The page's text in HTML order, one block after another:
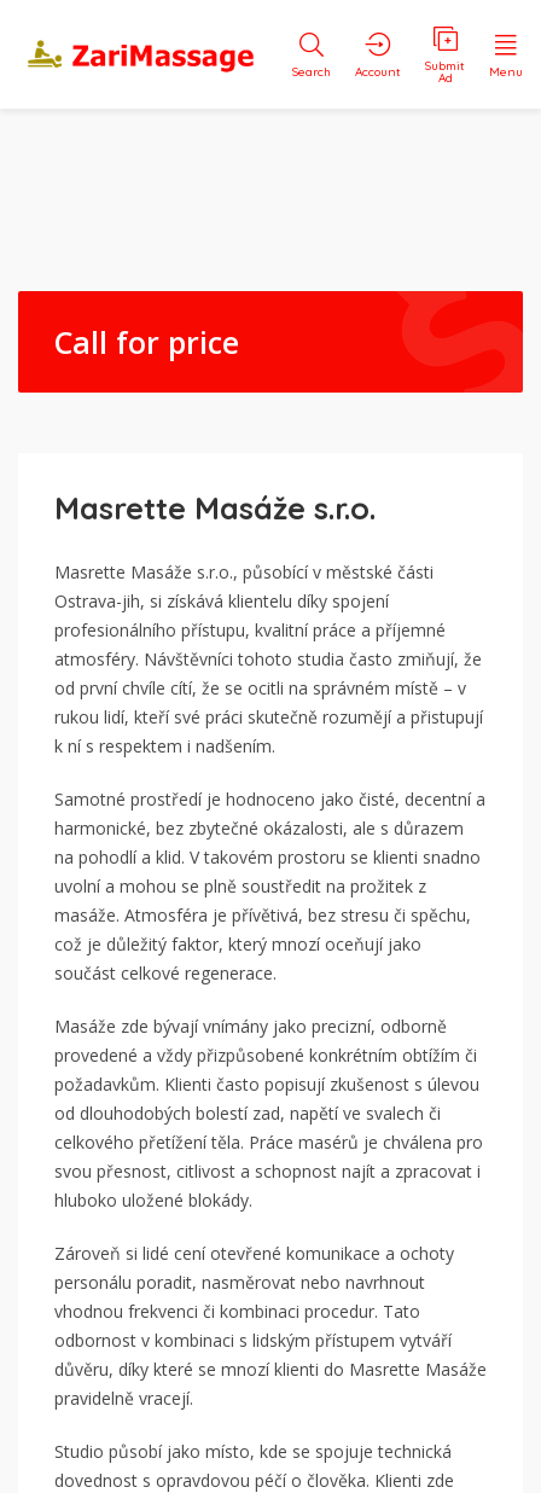
Search Account Submit
Ad Menu
Call for price
Masrette Masáže s.r.o.
Masrette Masáže s.r.o., působící v městské části
Ostrava-jih, si získává klientelu díky spojení
profesionálního přístupu, kvalitní práce a příjemné
atmosféry. Návštěvníci tohoto studia často zmiňují, že
od první chvíle cítí, že se ocitli na správném místě – v
rukou lidí, kteří své práci skutečně rozumějí a přistupují
k ní s respektem i nadšením.
Samotné prostředí je hodnoceno jako čisté, decentní a
harmonické, bez zbytečné okázalosti, ale s důrazem
na pohodlí a klid. V takovém prostoru se klienti snadno
uvolní a mohou se plně soustředit na prožitek z
masáže. Atmosféra je přívětivá, bez stresu či spěchu,
což je důležitý faktor, který mnozí oceňují jako
součást celkové regenerace.
Masáže zde bývají vnímány jako precizní, odborně
provedené a vždy přizpůsobené konkrétním obtížím či
požadavkům. Klienti často popisují zkušenost s úlevou
od dlouhodobých bolestí zad, napětí ve svalech či
celkového přetížení těla. Práce masérů je chválena pro
svou přesnost, citlivost a schopnost najít a zpracovat i
hluboko uložené blokády.
Zároveň si lidé cení otevřené komunikace a ochoty
personálu poradit, nasměrovat nebo navrhnout
vhodnou frekvenci či kombinaci procedur. Tato
odbornost v kombinaci s lidským přístupem vytváří
důvěru, díky které se mnozí klienti do Masrette Masáže
pravidelně vracejí.
Studio působí jako místo, kde se spojuje technická
dovednost s opravdovou péčí o člověka. Klienti zde